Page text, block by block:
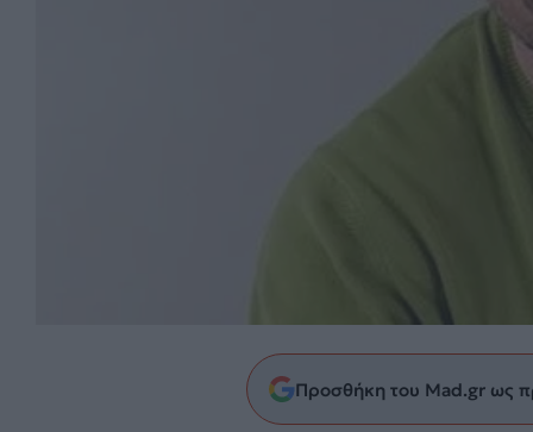
Προσθήκη του Mad.gr ως